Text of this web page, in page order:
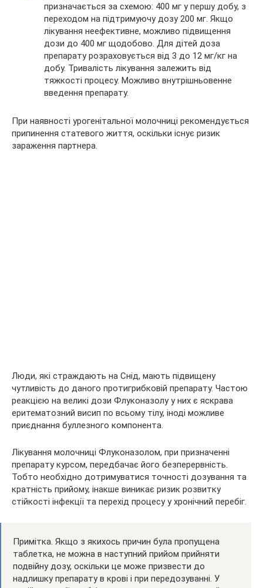
призначається за схемою: 400 мг у першу добу, з
переходом на підтримуючу дозу 200 мг. Якщо
лікування неефективне, можливо підвищення
дози до 400 мг щодобово. Для дітей доза
препарату розраховується від 3 до 12 мг/кг на
добу. Тривалість лікування залежить від
тяжкості процесу. Можливо внутрішньовенне
введення препарату.
При наявності урогенітальної молочниці рекомендується
припинення статевого життя, оскільки існує ризик
зараження партнера.
Люди, які страждають на Снід, мають підвищену
чутливість до даного протигрибковій препарату. Частою
реакцією на великі дози Флуконазолу у них є яскрава
еритематозний висип по всьому тілу, іноді можливе
приєднання буллезного компонента.
Лікування молочниці Флуконазолом, при призначенні
препарату курсом, передбачає його безперервність.
Тобто необхідно дотримуватися точності дозування та
кратність прийому, інакше виникає ризик розвитку
стійкості інфекції та перехід процесу у хронічний перебіг.
Примітка. Якщо з якихось причин була пропущена
таблетка, не можна в наступний прийом прийняти
подвійну дозу, оскільки це може призвести до
надлишку препарату в крові і при передозуванні. У